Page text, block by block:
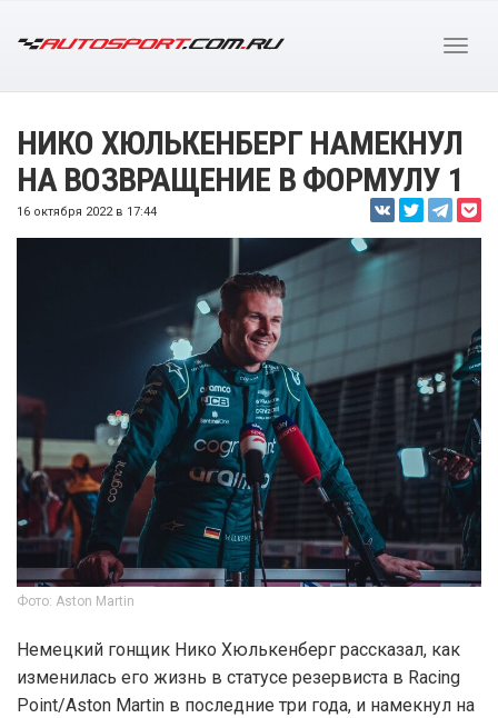
НИКО ХЮЛЬКЕНБЕРГ НАМЕКНУЛ
НА ВОЗВРАЩЕНИЕ В ФОРМУЛУ 1
16 октября 2022 в 17:44
Фото: Aston Martin
Немецкий гонщик Нико Хюлькенберг рассказал, как
изменилась его жизнь в статусе резервиста в Racing
Point/Aston Martin в последние три года, и намекнул на